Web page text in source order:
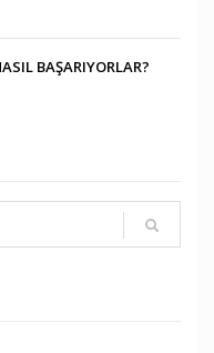
BAŞARIYORLAR?